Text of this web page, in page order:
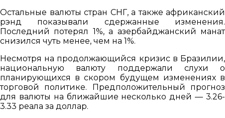
Остальные валюты стран СНГ, а также африканский
рэнд показывали сдержанные изменения.
Последний потерял 1%, а азербайджанский манат
снизился чуть менее, чем на 1%.
Несмотря на продолжающийся кризис в Бразилии,
национальную валюту поддержали слухи о
планирующихся в скором будущем изменениях в
торговой политике. Предположительный прогноз
для валюты на ближайшие несколько дней — 3.26-
3.33 реала за доллар.